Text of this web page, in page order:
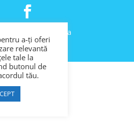
Îngerilor și a
a-ți oferi
relevantă
tale la
butonul de
tău.